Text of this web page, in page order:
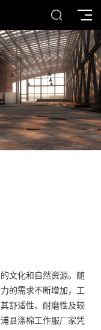
文化和自然资源。随
的需求不断增加，工
舒适性、耐磨性及较
县涤棉工作服厂家凭